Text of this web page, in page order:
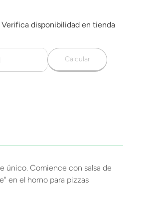
Calcular
único. Comience con salsa de
en el horno para pizzas